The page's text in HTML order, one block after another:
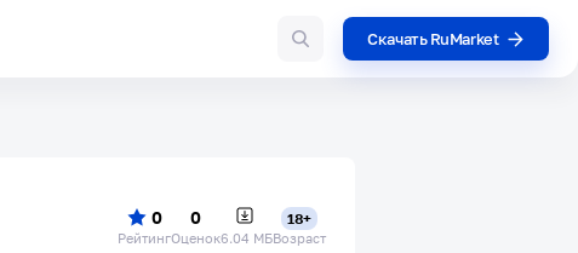
Скачать RuMarket
0
Рейтинг
0
Оценок6.04 МБ
18+
Возраст